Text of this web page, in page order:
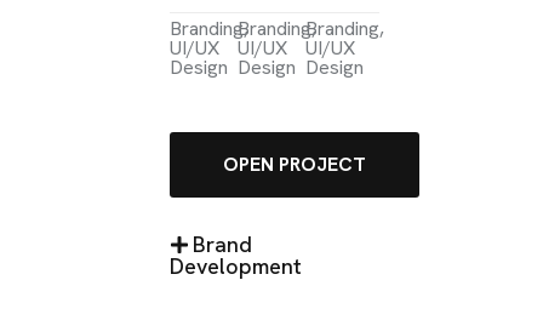
Branding,
UI/UX
Design
Branding,
UI/UX
Design
Branding,
UI/UX
Design
OPEN PROJECT
Brand
Development